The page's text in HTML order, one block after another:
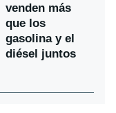
venden más
que los
gasolina y el
diésel juntos